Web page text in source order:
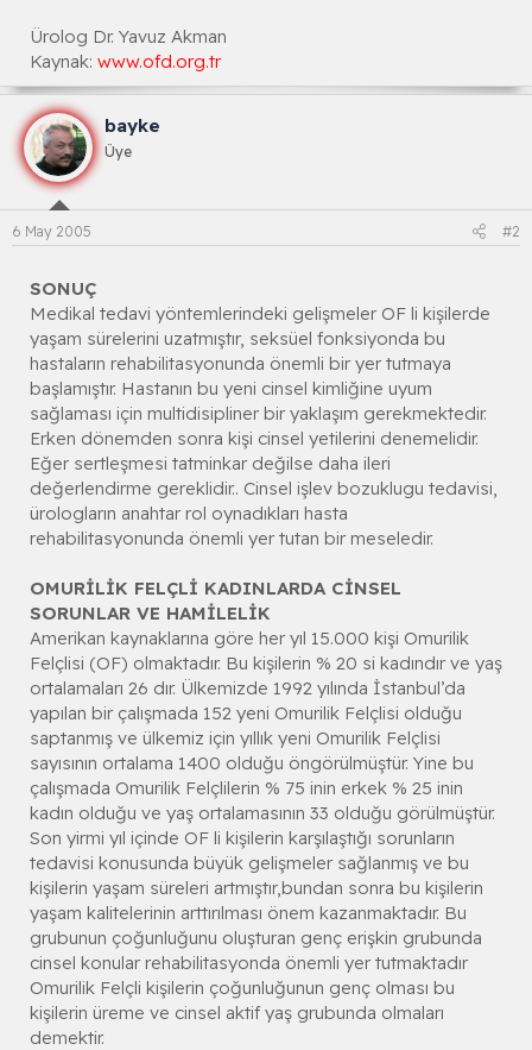
Ürolog Dr. Yavuz Akman
Kaynak: www.ofd.org.tr
bayke
Üye
6 May 2005 #2
SONUÇ
Medikal tedavi yöntemlerindeki gelişmeler OF li kişilerde
yaşam sürelerini uzatmıştır, seksüel fonksiyonda bu
hastaların rehabilitasyonunda önemli bir yer tutmaya
başlamıştır. Hastanın bu yeni cinsel kimliğine uyum
sağlaması için multidisipliner bir yaklaşım gerekmektedir.
Erken dönemden sonra kişi cinsel yetilerini denemelidir.
Eğer sertleşmesi tatminkar değilse daha ileri
değerlendirme gereklidir.. Cinsel işlev bozuklugu tedavisi,
ürologların anahtar rol oynadıkları hasta
rehabilitasyonunda önemli yer tutan bir meseledir.
OMURİLİK FELÇLİ KADINLARDA CİNSEL
SORUNLAR VE HAMİLELİK
Amerikan kaynaklarına göre her yıl 15.000 kişi Omurilik
Felçlisi (OF) olmaktadır. Bu kişilerin % 20 si kadındır ve yaş
ortalamaları 26 dır. Ülkemizde 1992 yılında İstanbul’da
yapılan bir çalışmada 152 yeni Omurilik Felçlisi olduğu
saptanmış ve ülkemiz için yıllık yeni Omurilik Felçlisi
sayısının ortalama 1400 olduğu öngörülmüştür. Yine bu
çalışmada Omurilik Felçlilerin % 75 inin erkek % 25 inin
kadın olduğu ve yaş ortalamasının 33 olduğu görülmüştür.
Son yirmi yıl içinde OF li kişilerin karşılaştığı sorunların
tedavisi konusunda büyük gelişmeler sağlanmış ve bu
kişilerin yaşam süreleri artmıştır,bundan sonra bu kişilerin
yaşam kalitelerinin arttırılması önem kazanmaktadır. Bu
grubunun çoğunluğunu oluşturan genç erişkin grubunda
cinsel konular rehabilitasyonda önemli yer tutmaktadır
Omurilik Felçli kişilerin çoğunluğunun genç olması bu
kişilerin üreme ve cinsel aktif yaş grubunda olmaları
demektir.